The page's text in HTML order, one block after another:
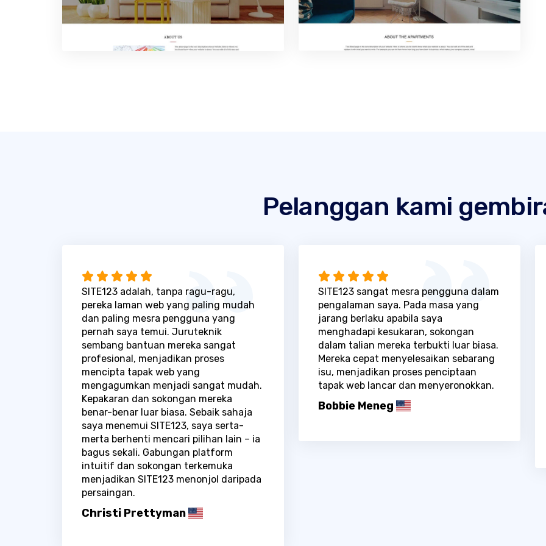
Pelanggan kami
SITE123 adalah, tanpa ragu-ragu,
pereka laman web yang paling mudah
dan paling mesra pengguna yang
pernah saya temui. Juruteknik
sembang bantuan mereka sangat
profesional, menjadikan proses
mencipta tapak web yang
mengagumkan menjadi sangat mudah.
Kepakaran dan sokongan mereka
benar-benar luar biasa. Sebaik sahaja
saya menemui SITE123, saya serta-
merta berhenti mencari pilihan lain – ia
bagus sekali. Gabungan platform
intuitif dan sokongan terkemuka
menjadikan SITE123 menonjol daripada
persaingan.
Christi Prettyman
SITE123 sangat mesra pengguna dalam
pengalaman saya. Pada masa yang
jarang berlaku apabila saya
menghadapi kesukaran, sokongan
dalam talian mereka terbukti luar biasa.
Mereka cepat menyelesaikan sebarang
isu, menjadikan proses penciptaan
tapak web lancar dan menyeronokkan.
Bobbie Meneg